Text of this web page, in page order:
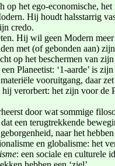
het ego-economische,
Hij houdt halsstarrig
credo.
Hij wil geen Modern
met (of gebonden aan)
op het beschermen van
Planeetist: ‘1-aarde’ is
vooruitgang, daar
verorbert: het zijn voor de
door wat sommige
een terugtrekkende
naar het
en globalisme: het
: een sociale en culturele